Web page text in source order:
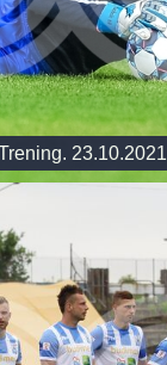
23.10.2021